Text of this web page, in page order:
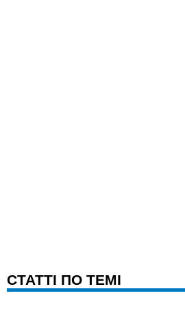
CТАТТІ ПО ТЕМІ